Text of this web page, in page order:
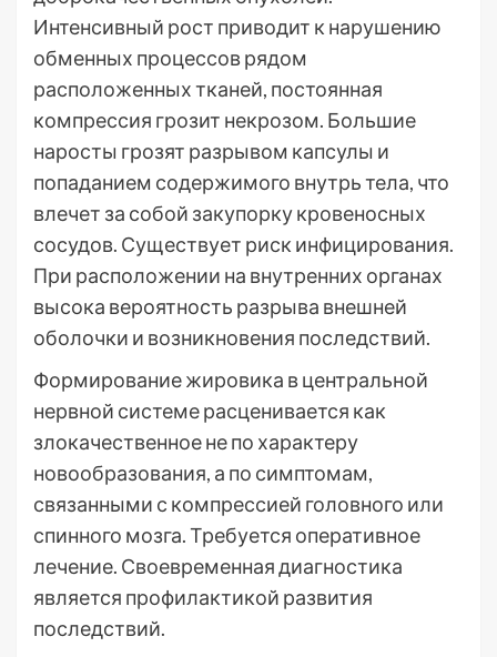
Интенсивный рост приводит к нарушению
обменных процессов рядом
расположенных тканей, постоянная
компрессия грозит некрозом. Большие
наросты грозят разрывом капсулы и
попаданием содержимого внутрь тела, что
влечет за собой закупорку кровеносных
сосудов. Существует риск инфицирования.
При расположении на внутренних органах
высока вероятность разрыва внешней
оболочки и возникновения последствий.
Формирование жировика в центральной
нервной системе расценивается как
злокачественное не по характеру
новообразования, а по симптомам,
связанными с компрессией головного или
спинного мозга. Требуется оперативное
лечение. Своевременная диагностика
является профилактикой развития
последствий.